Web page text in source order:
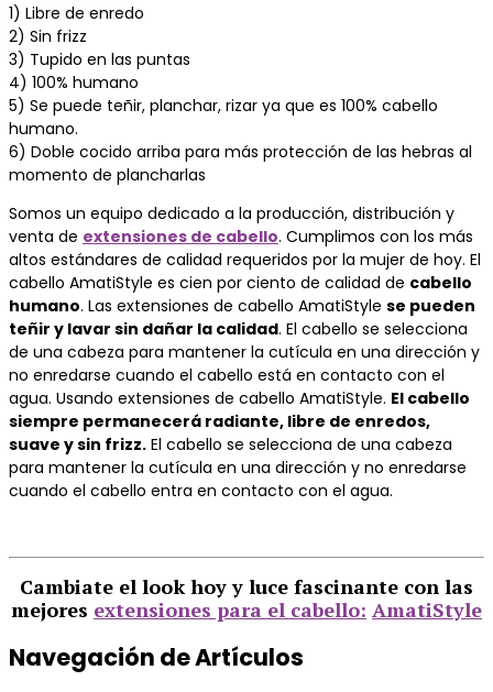
1) Libre de enredo
2) Sin frizz
3) Tupido en las puntas
4) 100% humano
5) Se puede teñir, planchar, rizar ya que es 100% cabello
humano.
6) Doble cocido arriba para más protección de las hebras al
momento de plancharlas
Somos un equipo dedicado a la producción, distribución y
venta de extensiones de cabello. Cumplimos con los más
altos estándares de calidad requeridos por la mujer de hoy. El
cabello AmatiStyle es cien por ciento de calidad de cabello
humano. Las extensiones de cabello AmatiStyle se pueden
teñir y lavar sin dañar la calidad. El cabello se selecciona
de una cabeza para mantener la cutícula en una dirección y
no enredarse cuando el cabello está en contacto con el
agua. Usando extensiones de cabello AmatiStyle. El cabello
siempre permanecerá radiante, libre de enredos,
suave y sin frizz. El cabello se selecciona de una cabeza
para mantener la cutícula en una dirección y no enredarse
cuando el cabello entra en contacto con el agua.
Cambiate el look hoy y luce fascinante con las
mejores extensiones para el cabello: AmatiStyle
Navegación de Artículos